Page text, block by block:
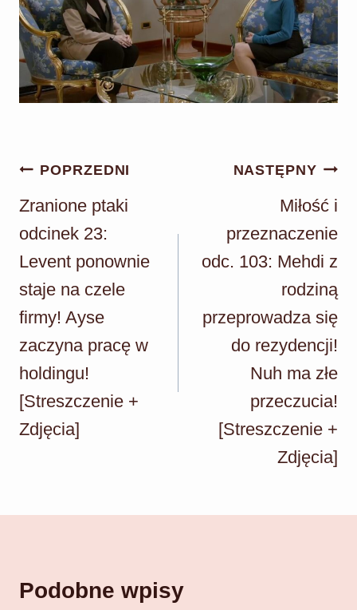
Nawigacja
wpisu
POPRZEDNI
Zranione ptaki
odcinek 23:
Levent ponownie
staje na czele
firmy! Ayse
zaczyna pracę w
holdingu!
[Streszczenie +
Zdjęcia]
NASTĘPNY
Miłość i
przeznaczenie
odc. 103: Mehdi z
rodziną
przeprowadza się
do rezydencji!
Nuh ma złe
przeczucia!
[Streszczenie +
Zdjęcia]
Podobne wpisy